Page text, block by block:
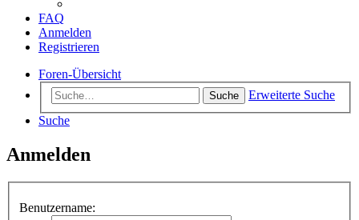
FAQ
Anmelden
Registrieren
Foren-Übersicht
Suche
Erweiterte Suche
Suche
Anmelden
Benutzername: